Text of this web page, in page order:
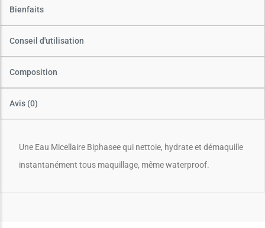
Composition
Conseil d'utilisation
Bienfaits
Avis (0)
Une Eau Micellaire Biphasee qui nettoie, hydrate et démaquille
instantanément tous maquillage, même waterproof.